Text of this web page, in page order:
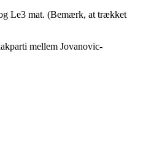
Le3 mat. (Bemærk, at trækket
mellem Jovanovic-